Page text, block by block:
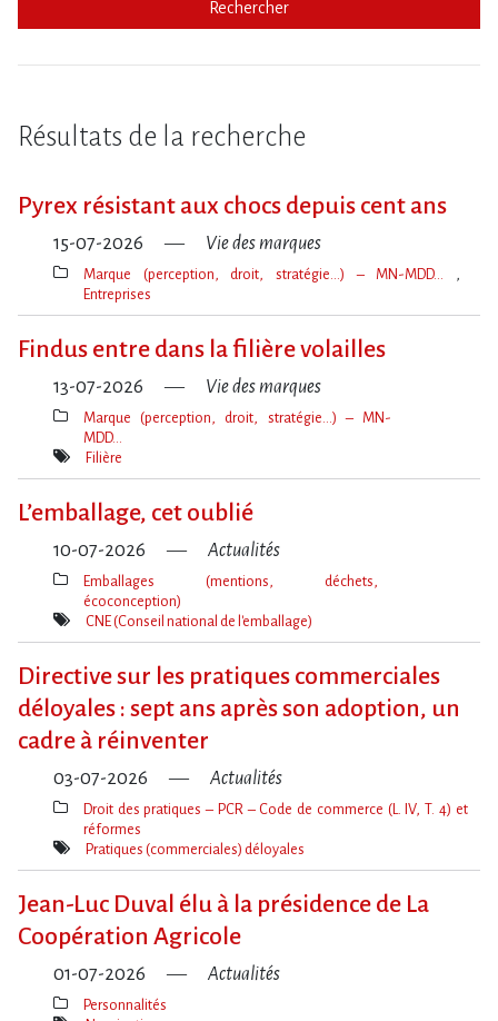
Rechercher
Résultats de la recherche
Pyrex résistant aux chocs depuis cent ans
15-07-2026 Vie des marques
Thèmes(s)
Marque (perception, droit, stratégie…) – MN-MDD…
Entreprises
Findus entre dans la filière volailles
13-07-2026 Vie des marques
Thèmes(s)
Marque (perception, droit, stratégie…) – MN-
MDD…
Mot(s)-
Filière
L​‌’emballage, cet oublié
10-07-2026 Actualités
Thèmes(s)
Emballages (mentions, déchets,
écoconception)
Mot(s)-
CNE (Conseil national de l'emballage)
Directive sur les pratiques commerciales
déloyales : sept ans après son adoption, un
cadre à réinventer
03-07-2026 Actualités
Thèmes(s)
Droit des pratiques – PCR – Code de commerce (L. IV, T. 4) et
réformes
Mot(s)-
Pratiques (commerciales) déloyales
Jean-Luc Duval élu à la présidence de La
Coopération Agricole
01-07-2026 Actualités
Personnalités